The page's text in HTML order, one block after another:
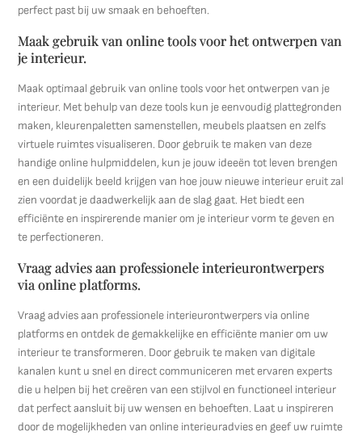
perfect past bij uw smaak en behoeften.
Maak gebruik van online tools voor het ontwerpen van
je interieur.
Maak optimaal gebruik van online tools voor het ontwerpen van je
interieur. Met behulp van deze tools kun je eenvoudig plattegronden
maken, kleurenpaletten samenstellen, meubels plaatsen en zelfs
virtuele ruimtes visualiseren. Door gebruik te maken van deze
handige online hulpmiddelen, kun je jouw ideeën tot leven brengen
en een duidelijk beeld krijgen van hoe jouw nieuwe interieur eruit zal
zien voordat je daadwerkelijk aan de slag gaat. Het biedt een
efficiënte en inspirerende manier om je interieur vorm te geven en
te perfectioneren.
Vraag advies aan professionele interieurontwerpers
via online platforms.
Vraag advies aan professionele interieurontwerpers via online
platforms en ontdek de gemakkelijke en efficiënte manier om uw
interieur te transformeren. Door gebruik te maken van digitale
kanalen kunt u snel en direct communiceren met ervaren experts
die u helpen bij het creëren van een stijlvol en functioneel interieur
dat perfect aansluit bij uw wensen en behoeften. Laat u inspireren
door de mogelijkheden van online interieuradvies en geef uw ruimte